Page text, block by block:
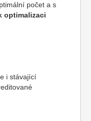
počet a s
optimalizaci
i stávající